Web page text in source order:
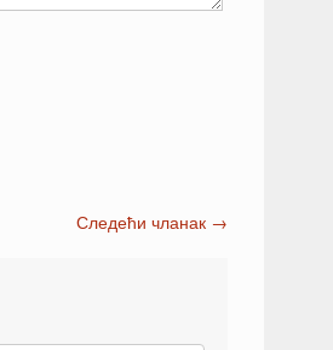
Следећи чланак →